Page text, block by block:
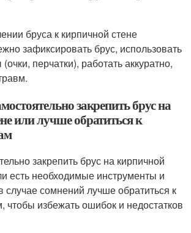
бруса к кирпичной стене
зафиксировать брус, использовать
перчатки), работать аккуратно,
закрепить брус на
или лучше обратиться к
закрепить брус на кирпичной
есть необходимые инструменты и
случае сомнений лучше обратиться к
чтобы избежать ошибок и недостатков